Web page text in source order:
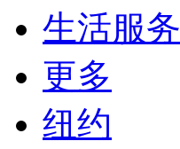
生活服务
更多
纽约